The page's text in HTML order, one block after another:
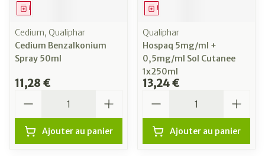
Médicament
Cedium, Qualiphar
Cedium Benzalkonium
Spray 50ml
11,28 €
Ajouter au panier
Médicament
Qualiphar
Hospaq 5mg/ml +
0,5mg/ml Sol Cutanee
1x250ml
13,24 €
Ajouter au panier